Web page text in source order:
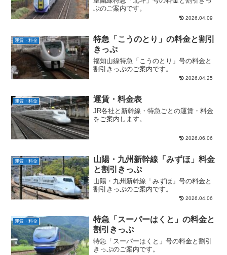
ぷのご案内です。
2026.04.09
運賃・料金
特急「こうのとり」の料金と割引
きっぷ
福知山線特急「こうのとり」号の料金と
割引きっぷのご案内です。
2026.04.25
運賃・料金 運賃・料金表
JR各社と新幹線・特急ごとの運賃・料金
をご案内します。
2026.06.06
運賃・料金
山陽・九州新幹線「みずほ」料金
と割引きっぷ
山陽・九州新幹線「みずほ」号の料金と
割引きっぷのご案内です。
2026.04.06
運賃・料金
特急「スーパーはくと」の料金と
割引きっぷ
特急「スーパーはくと」号の料金と割引
きっぷのご案内です。